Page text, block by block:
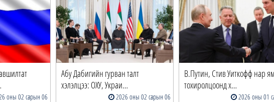
оны 02 сарын 06
Абу Дабигийн гурван талт
хэлэлцээ: ОХУ, Украи…
2026 оны 02 сарын 06
В.Путин, Стив Уиткофф нар
тохиролцоонд х…
2026 оны 01